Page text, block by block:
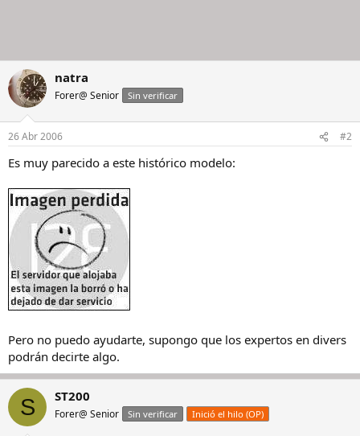
natra
Forer@ Senior Sin verificar
26 Abr 2006 #2
Es muy parecido a este histórico modelo:
Pero no puedo ayudarte, supongo que los expertos en divers
podrán decirte algo.
S ST200
Forer@ Senior Sin verificar Inició el hilo (OP)